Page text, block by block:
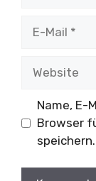
Mail
Name, E-
Browser
speichern.